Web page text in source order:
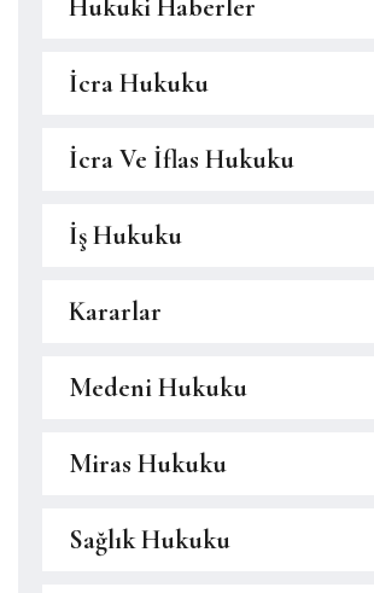
Hukuki Haberler
İcra Hukuku
İcra Ve İflas Hukuku
İş Hukuku
Kararlar
Medeni Hukuku
Miras Hukuku
Sağlık Hukuku